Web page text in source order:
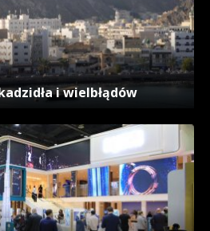
i wielbłądów